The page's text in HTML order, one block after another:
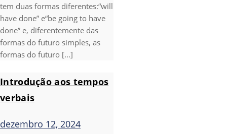
tem duas formas diferentes:“will
have done” e“be going to have
done” e, diferentemente das
formas do futuro simples, as
formas do futuro [...]
Introdução aos tempos
verbais
dezembro 12, 2024